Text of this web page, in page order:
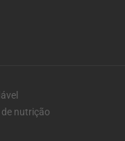
nutrição